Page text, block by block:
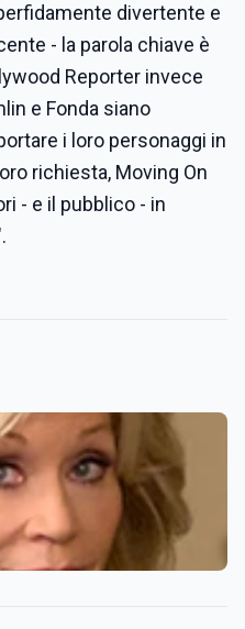
divertente e
- la parola chiave è
Reporter invece
e Fonda siano
i loro personaggi in
richiesta, Moving On
- e il pubblico - in